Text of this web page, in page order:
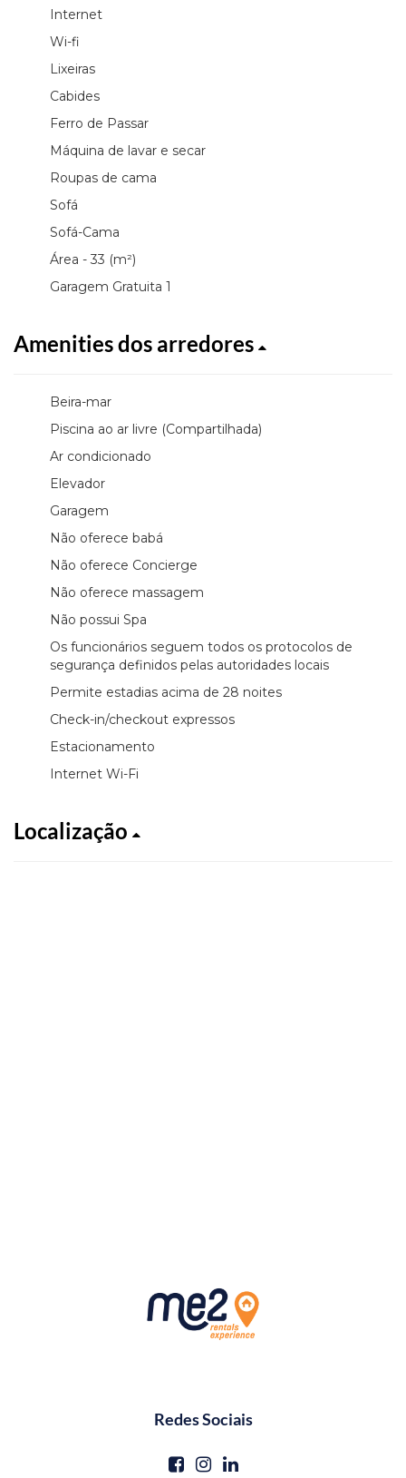
Internet
Wi-fi
Lixeiras
Cabides
Ferro de Passar
Máquina de lavar e secar
Roupas de cama
Sofá
Sofá-Cama
Área - 33 (m²)
Garagem Gratuita 1
Amenities dos arredores
Beira-mar
Piscina ao ar livre (Compartilhada)
Ar condicionado
Elevador
Garagem
Não oferece babá
Não oferece Concierge
Não oferece massagem
Não possui Spa
Os funcionários seguem todos os protocolos de
segurança definidos pelas autoridades locais
Permite estadias acima de 28 noites
Check-in/checkout expressos
Estacionamento
Internet Wi-Fi
Localização
Redes Sociais